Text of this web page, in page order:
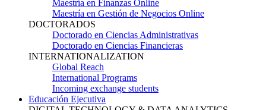
Maestría en Finanzas Online
Maestría en Gestión de Negocios Online
DOCTORADOS
Doctorado en Ciencias Administrativas
Doctorado en Ciencias Financieras
INTERNATIONALIZATION
Global Reach
International Programs
Incoming exchange students
Educación Ejecutiva